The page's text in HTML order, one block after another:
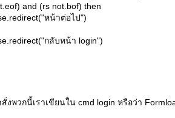
and (rs not.bof) then
หน้าต่อไป")
กลับหน้า login")
สั่งพวกนี้เราเขียนใน cmd login หรือว่า